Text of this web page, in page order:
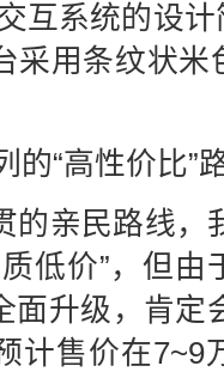
互系统的设
采用条纹状米
的“高性价比”
的亲民路线，
低价”，但
面升级，肯定
计售价在7~9